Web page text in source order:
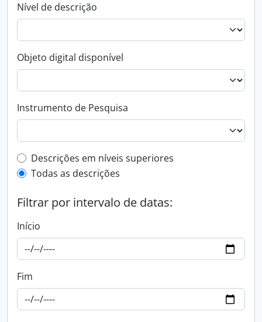
Nível de descrição
Objeto digital disponível
Instrumento de Pesquisa
Filtro de descrição de nível superior
Descrições em níveis superiores
Todas as descrições
Filtrar por intervalo de datas:
Início
Fim